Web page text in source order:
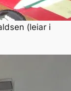
(leiar i